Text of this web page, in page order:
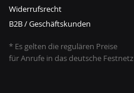
Widerrufsrecht
B2B / Geschäftskunden
* Es gelten die regulären Preise
für Anrufe in das deutsche Festnetz